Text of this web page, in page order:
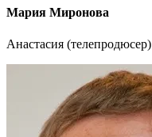
Мария Миронова
Анастасия (телепродюсер)